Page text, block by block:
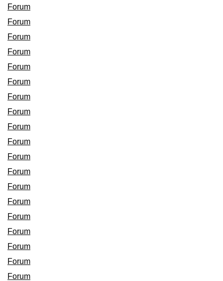
Forum
Forum
Forum
Forum
Forum
Forum
Forum
Forum
Forum
Forum
Forum
Forum
Forum
Forum
Forum
Forum
Forum
Forum
Forum